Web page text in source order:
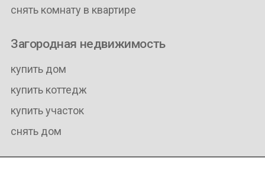
снять комнату в квартире
Загородная недвижимость
купить дом
купить коттедж
купить участок
снять дом